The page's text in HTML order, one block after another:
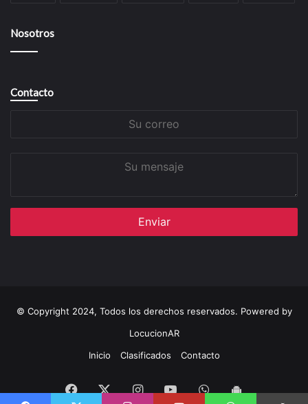
Nosotros
Contacto
© Copyright 2024, Todos los derechos reservados. Powered by
LocucionAR
Inicio
Clasificados Contacto
Facebook
TwitterInstagramYoutubeWhatsapp
App